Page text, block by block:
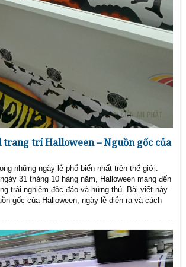
trang trí Halloween – Nguồn gốc của
những ngày lễ phổ biến nhất trên thế giới.
31 tháng 10 hàng năm, Halloween mang đến
trải nghiệm độc đáo và hứng thú. Bài viết này
gốc của Halloween, ngày lễ diễn ra và cách